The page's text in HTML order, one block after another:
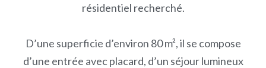
résidentiel recherché.
D’une superficie d’environ 80 m², il se compose
d’une entrée avec placard, d’un séjour lumineux